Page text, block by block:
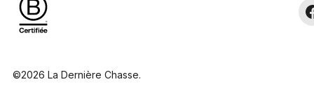
©2026 La Dernière Chasse.